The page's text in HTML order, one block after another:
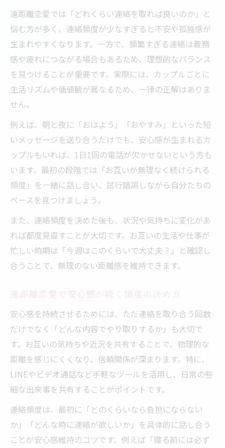
遠距離恋愛では「どれくらい連絡を取れば良いのか」と
悩む方が多く、連絡頻度が少なすぎると不安や孤独感が
生まれやすくなります。一方で、頻繁すぎる連絡は義務
感や疲れにつながる場合もあるため、理想的なバランス
を見つけることが重要です。実際には、カップルごとに
生活リズムや価値観が異なるため、一律の正解はありま
せん。
例えば、朝と夜に「おはよう」「おやすみ」といった短
いメッセージを送り合うだけでも、安心感が生まれるカ
ップルもいれば、1日1回の電話が欠かせないという方も
います。最初の段階では「お互いが無理なく続けられる
頻度」を一緒に話し合い、試行錯誤しながら自分たちの
ペースを見つけましょう。
また、連絡頻度を決めた後も、状況や気持ちに変化があ
れば都度見直すことが大切です。お互いの生活や仕事が
忙しい時期は「今週はこのくらいで大丈夫？」と確認し
合うことで、無理のない距離感を維持できます。
遠距離恋愛で安心感が続く頻度の決め方
安心感を持続させるためには、ただ連絡を取り合う回数
だけでなく「どんな内容でやり取りするか」も大切で
す。お互いの気持ちや近況を共有することで、物理的な
距離を感じにくくなり、信頼関係が深まります。特に、
LINEやビデオ通話など手軽なツールを活用し、日常の些
細な出来事を共有することがポイントです。
連絡頻度は、最初に「どのくらいなら負担にならない
か」「どんな時に連絡が欲しいか」を具体的に話し合う
ことが安心感維持のコツです。例えば「寝る前には必ず